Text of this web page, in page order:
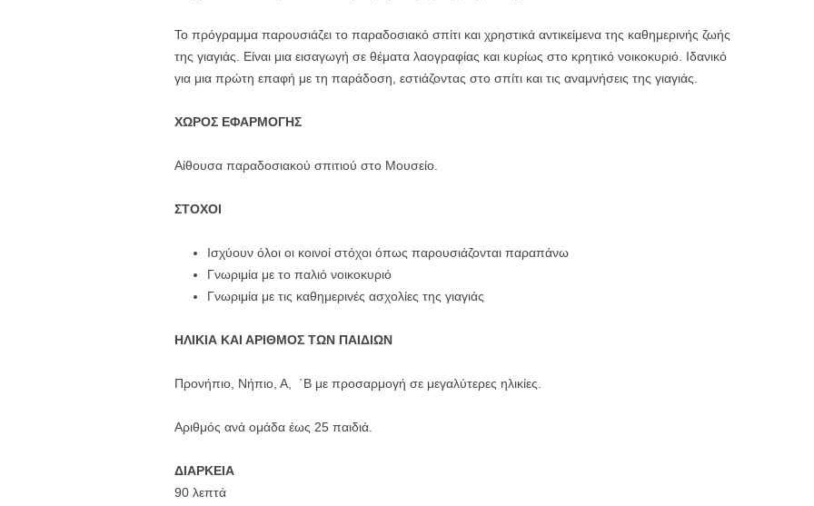
Το πρόγραμμα παρουσιάζει το παραδοσιακό σπίτι και χρηστικά αντικείμενα της καθημερινής ζωής
της γιαγιάς. Είναι μια εισαγωγή σε θέματα λαογραφίας και κυρίως στο κρητικό νοικοκυριό. Ιδανικό
για μια πρώτη επαφή με τη παράδοση, εστιάζοντας στο σπίτι και τις αναμνήσεις της γιαγιάς.
ΧΩΡΟΣ ΕΦΑΡΜΟΓΗΣ
Αίθουσα παραδοσιακού σπιτιού στο Μουσείο.
ΣΤΟΧΟΙ
Ισχύουν όλοι οι κοινοί στόχοι όπως παρουσιάζονται παραπάνω
Γνωριμία με το παλιό νοικοκυριό
Γνωριμία με τις καθημερινές ασχολίες της γιαγιάς
ΗΛΙΚΙΑ ΚΑΙ ΑΡΙΘΜΟΣ ΤΩΝ ΠΑΙΔΙΩΝ
Προνήπιο, Νήπιο, Α, ΄Β με προσαρμογή σε μεγαλύτερες ηλικίες.
Αριθμός ανά ομάδα έως 25 παιδιά.
ΔΙΑΡΚΕΙΑ
90 λεπτά